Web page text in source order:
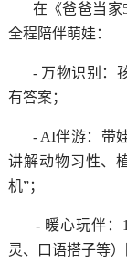
在《爸爸当
全程陪伴萌娃：
- 万物识别：
有答案；
- AI伴游：带
讲解动物习性、
机”；
- 暖心玩伴：
灵、口语搭子等